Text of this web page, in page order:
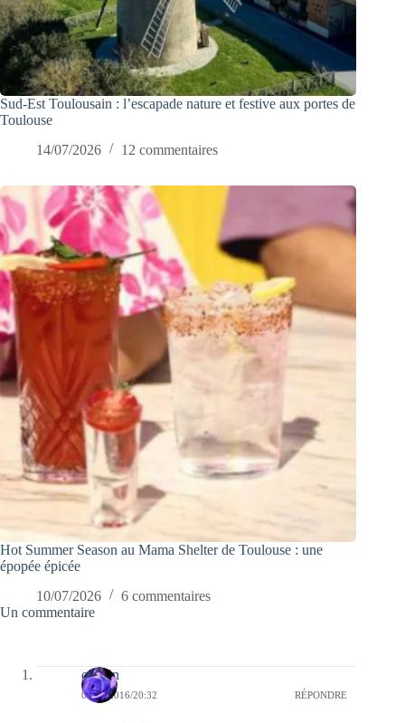
Sud-Est Toulousain : l’escapade nature et festive aux portes de
Toulouse
14/07/2026
12 commentaires
Hot Summer Season au Mama Shelter de Toulouse : une
épopée épicée
10/07/2026
6 commentaires
Un commentaire
cauvin
06/12/2016/20:32 RÉPONDRE